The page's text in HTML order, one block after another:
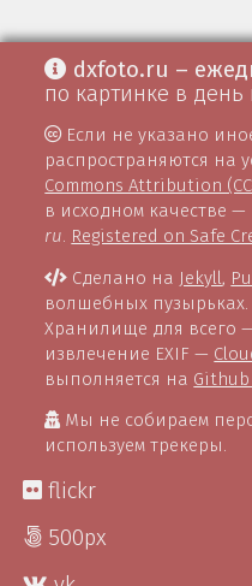
dxfoto.ru –
по картинке в
Если не указано
распространяются на
Commons Attribution
в исходном качестве
ru. Registered on Safe
Сделано на Jekyll,
волшебных
Хранилище для всего
извлечение EXIF —
выполняется на
Мы не собираем
используем трекеры.
flickr
500px